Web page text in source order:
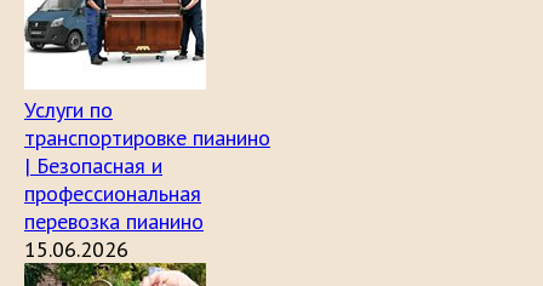
Услуги по
транспортировке пианино
| Безопасная и
профессиональная
перевозка пианино
15.06.2026